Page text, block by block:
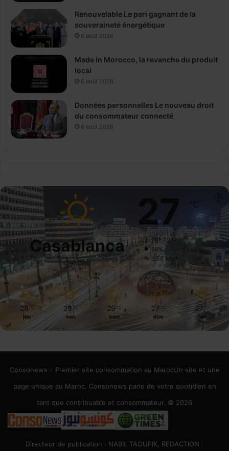
Renouvelable Le pari gagnant de la
souveraineté énergétique
6 août 2026
Made in Morocco, la revanche du produit
local
6 août 2026
Données personnelles Le nouveau droit
du consommateur connecté
6 août 2026
Casablanca
Ciel Clair
27 ℃
28º - 24º
69%
3.58 km/h
28 ℃
jeu
29 ℃
ven
29 ℃
sam
27 ℃
dim
27 ℃
lun
Consonews – Premier site consommation au MarocUn site et une
page unique au Maroc. Consonews parle de votre quotidien en
tant que contribuable et consommateur. © 2026
Directeur de publication : NABIL TAOUFIK, REDACTION :